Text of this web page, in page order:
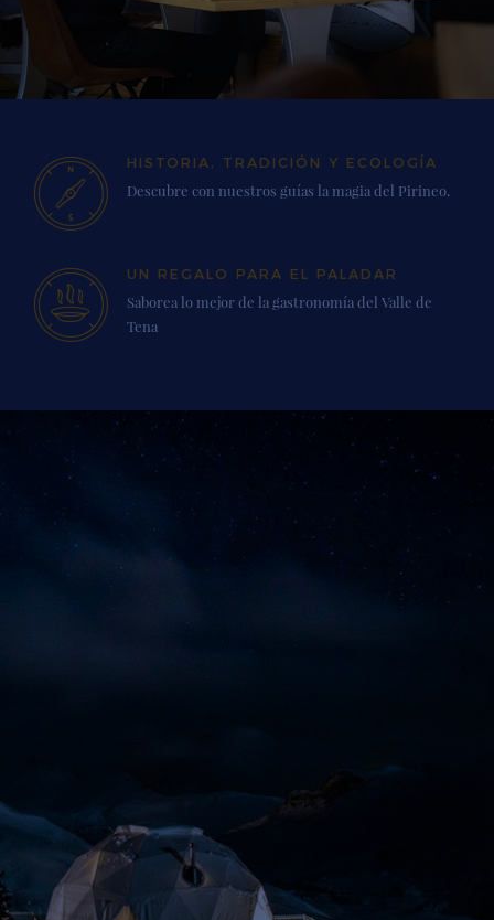
HISTORIA, TRADICIÓN Y ECOLOGÍA
Descubre con nuestros guías la magia del Pirineo.
UN REGALO PARA EL PALADAR
Saborea lo mejor de la gastronomía del Valle de
Tena